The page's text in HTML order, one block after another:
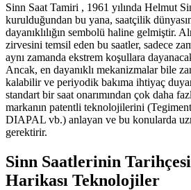
Sinn Saat Tamiri , 1961 yılında Helmut
kurulduğundan bu yana, saatçilik
dayanıklılığın sembolü haline gelmiştir.
zirvesini temsil eden bu saatler, sadece
aynı zamanda ekstrem koşullara
Ancak, en dayanıklı mekanizmalar bile
kalabilir ve periyodik bakıma ihtiyaç
standart bir saat onarımından çok daha
markanın patentli teknolojilerini
DIAPAL vb.) anlayan ve bu konularda
gerektirir.
Sinn Saatlerinin
Harikası Teknolojiler